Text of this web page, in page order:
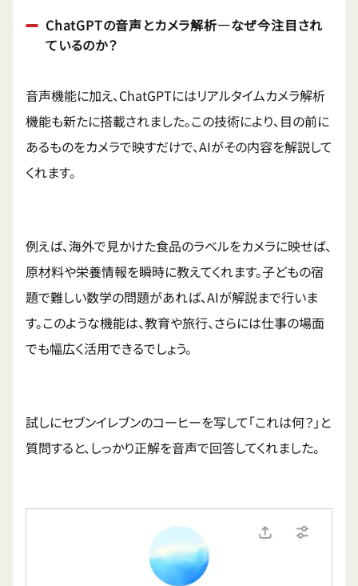
ChatGPTの音声とカメラ解析―なぜ今注目され
ているのか？
音声機能に加え、ChatGPTにはリアルタイムカメラ解析
機能も新たに搭載されました。この技術により、目の前に
あるものをカメラで映すだけで、AIがその内容を解説して
くれます。
例えば、海外で見かけた食品のラベルをカメラに映せば、
原材料や栄養情報を瞬時に教えてくれます。子どもの宿
題で難しい数学の問題があれば、AIが解説まで行いま
す。このような機能は、教育や旅行、さらには仕事の場面
でも幅広く活用できるでしょう。
試しにセブンイレブンのコーヒーを写して「これは何？」と
質問すると、しっかり正解を音声で回答してくれました。